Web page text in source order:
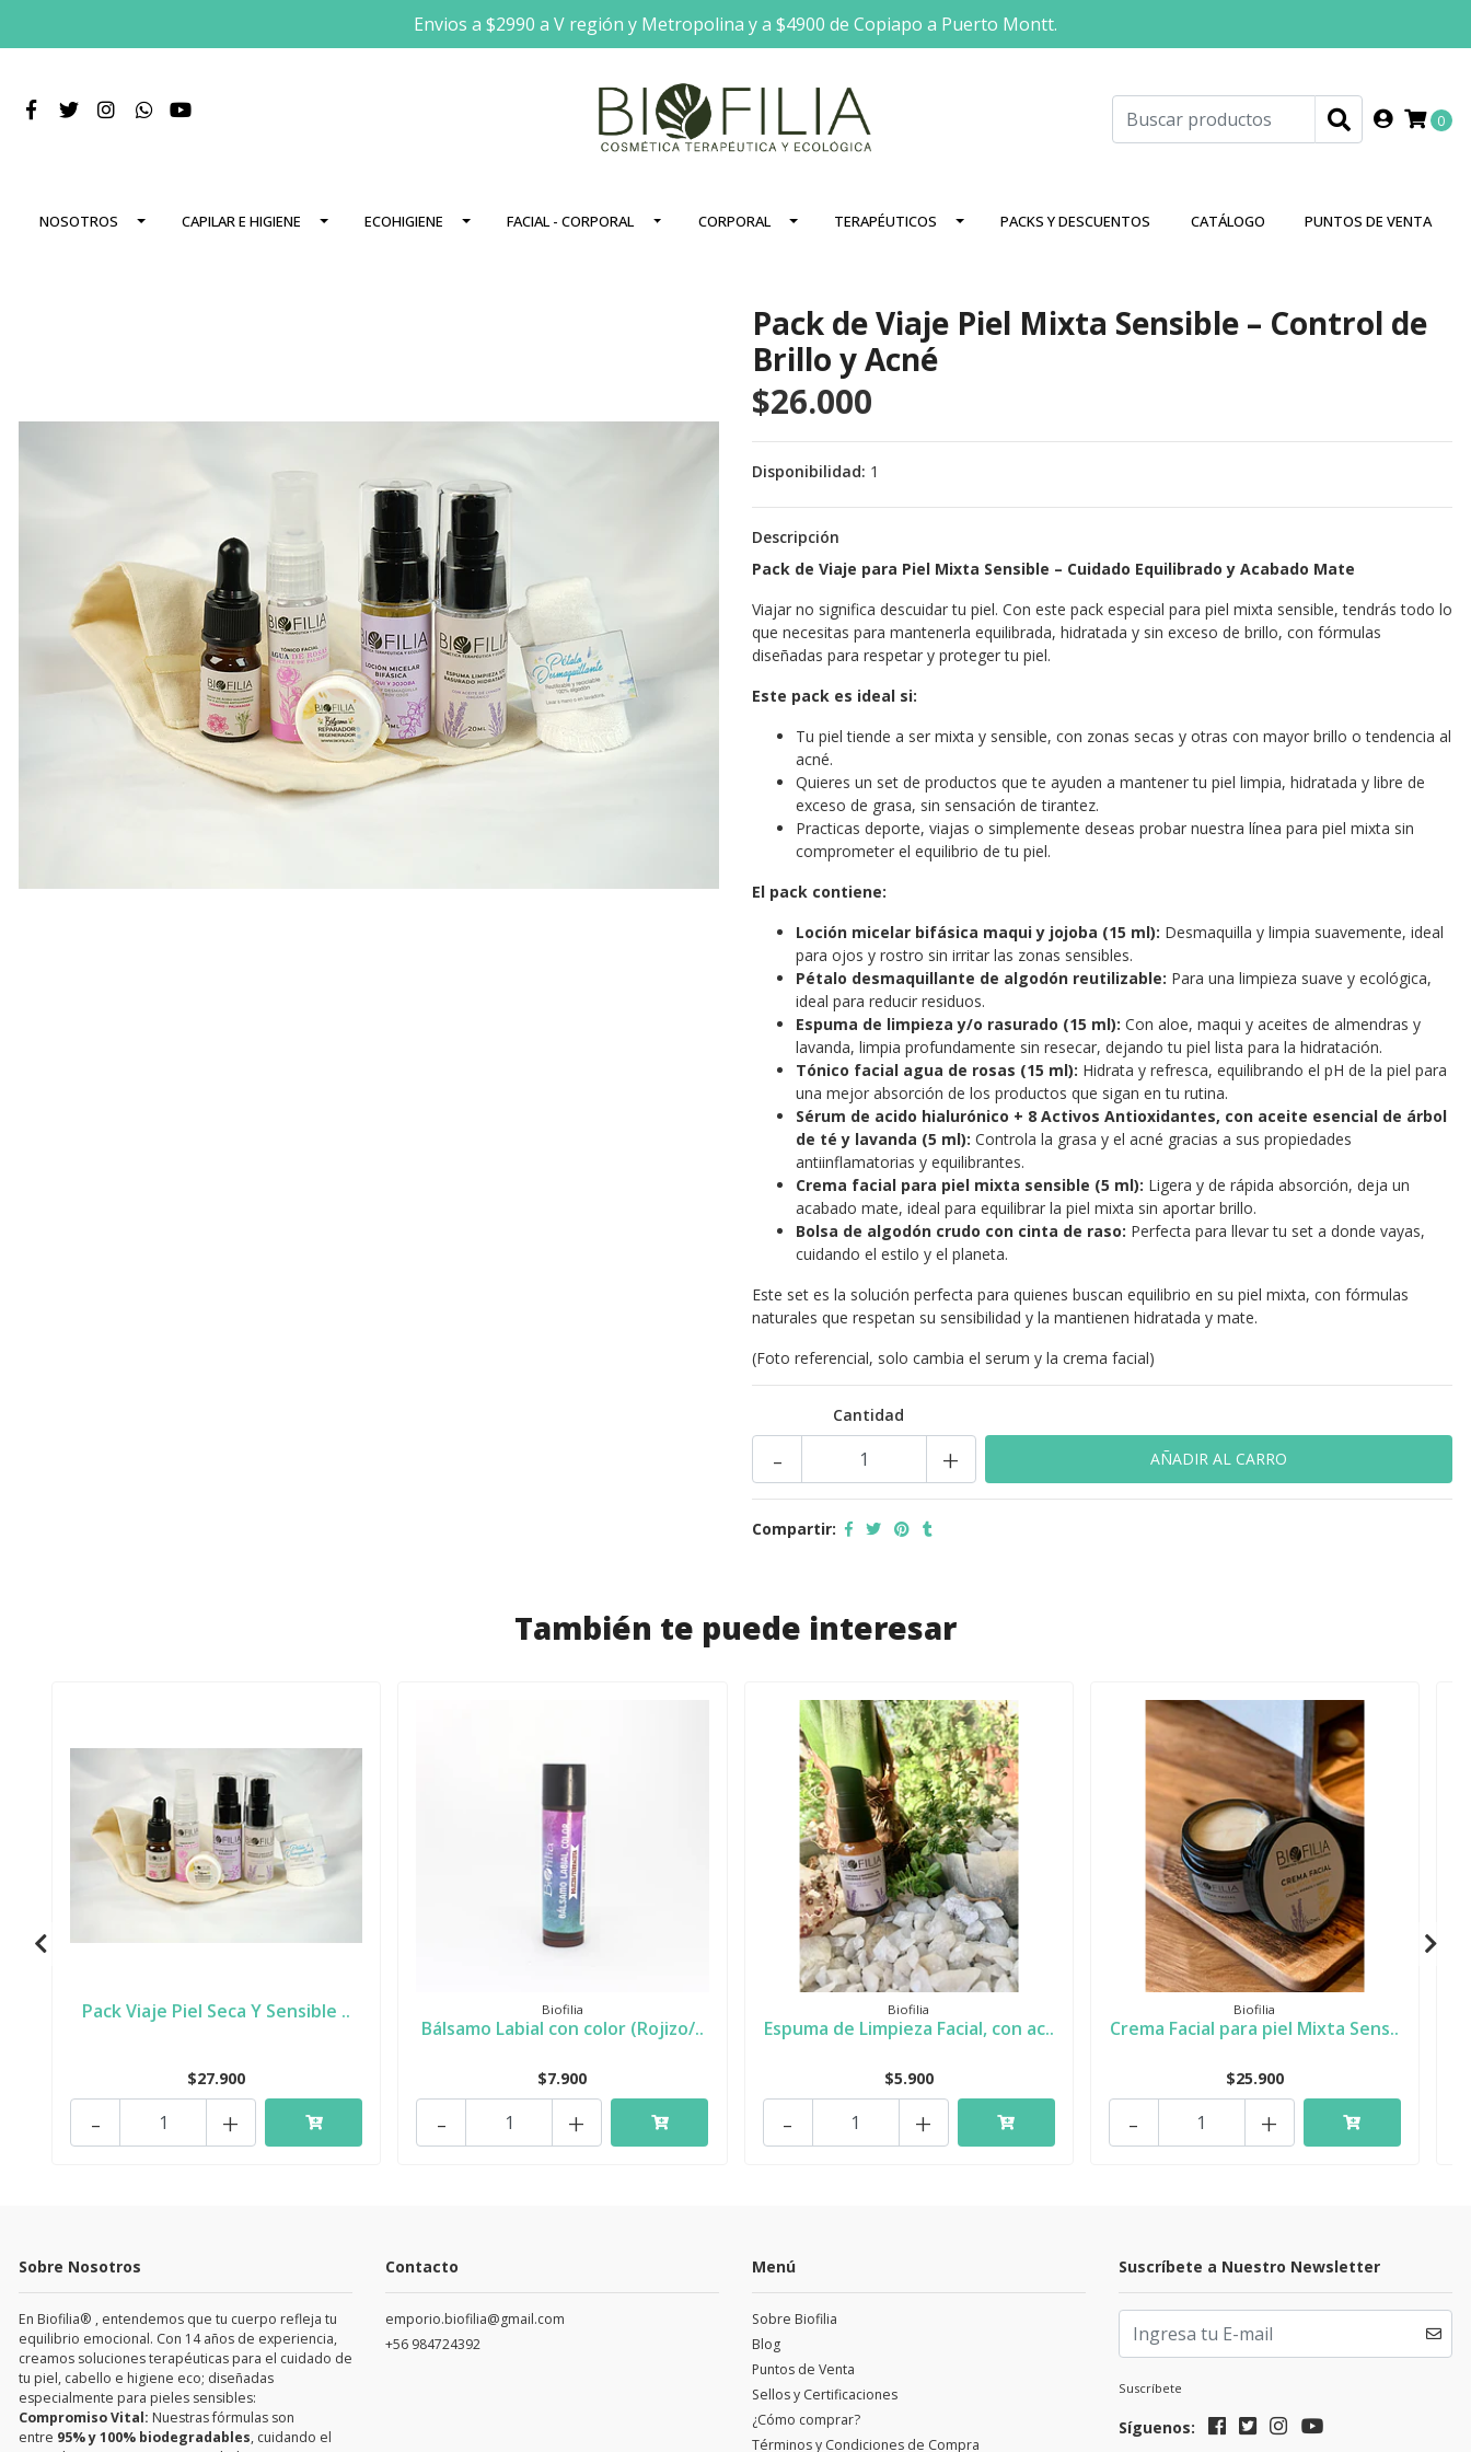
Envios a $2990 a V región y Metropolina y a $4900 de Copiapo a Puerto Montt.
0
NOSOTROS CAPILAR E HIGIENE ECOHIGIENE FACIAL - CORPORAL CORPORAL TERAPÉUTICOS PACKS Y DESCUENTOS CATÁLOGO PUNTOS DE VENTA
Pack de Viaje Piel Mixta Sensible – Control de
Brillo y Acné
$26.000
Disponibilidad: 1
Descripción
Pack de Viaje para Piel Mixta Sensible – Cuidado Equilibrado y Acabado Mate
Viajar no significa descuidar tu piel. Con este pack especial para piel mixta sensible, tendrás todo lo
que necesitas para mantenerla equilibrada, hidratada y sin exceso de brillo, con fórmulas
diseñadas para respetar y proteger tu piel.
Este pack es ideal si:
Tu piel tiende a ser mixta y sensible, con zonas secas y otras con mayor brillo o tendencia al
acné.
Quieres un set de productos que te ayuden a mantener tu piel limpia, hidratada y libre de
exceso de grasa, sin sensación de tirantez.
Practicas deporte, viajas o simplemente deseas probar nuestra línea para piel mixta sin
comprometer el equilibrio de tu piel.
El pack contiene:
Loción micelar bifásica maqui y jojoba (15 ml): Desmaquilla y limpia suavemente, ideal
para ojos y rostro sin irritar las zonas sensibles.
Pétalo desmaquillante de algodón reutilizable: Para una limpieza suave y ecológica,
ideal para reducir residuos.
Espuma de limpieza y/o rasurado (15 ml): Con aloe, maqui y aceites de almendras y
lavanda, limpia profundamente sin resecar, dejando tu piel lista para la hidratación.
Tónico facial agua de rosas (15 ml): Hidrata y refresca, equilibrando el pH de la piel para
una mejor absorción de los productos que sigan en tu rutina.
Sérum de acido hialurónico + 8 Activos Antioxidantes, con aceite esencial de árbol
de té y lavanda (5 ml): Controla la grasa y el acné gracias a sus propiedades
antiinflamatorias y equilibrantes.
Crema facial para piel mixta sensible (5 ml): Ligera y de rápida absorción, deja un
acabado mate, ideal para equilibrar la piel mixta sin aportar brillo.
Bolsa de algodón crudo con cinta de raso: Perfecta para llevar tu set a donde vayas,
cuidando el estilo y el planeta.
Este set es la solución perfecta para quienes buscan equilibrio en su piel mixta, con fórmulas
naturales que respetan su sensibilidad y la mantienen hidratada y mate.
(Foto referencial, solo cambia el serum y la crema facial)
Cantidad
+
-
Compartir:
También te puede interesar
Pack Viaje Piel Seca Y Sensible ..
$27.900
+
-
Biofilia
Bálsamo Labial con color (Rojizo/..
$7.900
+
-
Biofilia
Espuma de Limpieza Facial, con ac..
$5.900
+
-
Biofilia
Crema Facial para piel Mixta Sens..
$25.900
+
-
Sobre Nosotros
En Biofilia® , entendemos que tu cuerpo refleja tu
equilibrio emocional. Con 14 años de experiencia,
creamos soluciones terapéuticas para el cuidado de
tu piel, cabello e higiene eco; diseñadas
especialmente para pieles sensibles:
Compromiso Vital: Nuestras fórmulas son
entre 95% y 100% biodegradables, cuidando el
Contacto
emporio.biofilia@gmail.com
+56 984724392
Menú
Sobre Biofilia
Blog
Puntos de Venta
Sellos y Certificaciones
¿Cómo comprar?
Términos y Condiciones de Compra
Suscríbete a Nuestro Newsletter
Suscríbete
Síguenos: